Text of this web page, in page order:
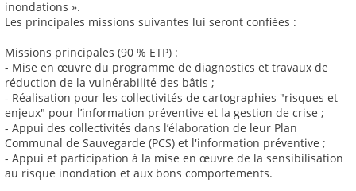
inondations ».
Les principales missions suivantes lui seront confiées :
Missions principales (90 % ETP) :
- Mise en œuvre du programme de diagnostics et travaux de
réduction de la vulnérabilité des bâtis ;
- Réalisation pour les collectivités de cartographies "risques et
enjeux" pour l’information préventive et la gestion de crise ;
- Appui des collectivités dans l’élaboration de leur Plan
Communal de Sauvegarde (PCS) et l'information préventive ;
- Appui et participation à la mise en œuvre de la sensibilisation
au risque inondation et aux bons comportements.